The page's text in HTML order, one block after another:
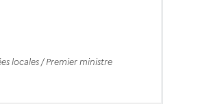
locales / Premier ministre